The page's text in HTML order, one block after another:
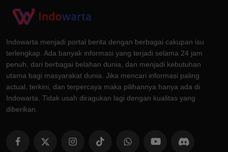
Indowarta menjadi portal berita dengan berbagai cakupan isu
terlengkap. Ada banyak informasi yang terjadi selama 24 jam
penuh, dari berbagai belahan dunia, dan menjadi kebutuhan
utama bagi masyarakat dunia. Jika mencari informasi paling
actual, terkini, dan terpercaya maka pilihannya hanya ada di
Indowarta. Tidak usah diragukan lagi dengan kualitas yang
diberikan.